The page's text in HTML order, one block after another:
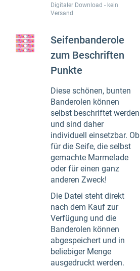
Digitaler Download - kein
Versand
Seifenbanderole
zum Beschriften
Punkte
Diese schönen, bunten
Banderolen können
selbst beschriftet werden
und sind daher
individuell einsetzbar. Ob
für die Seife, die selbst
gemachte Marmelade
oder für einen ganz
anderen Zweck!
Die Datei steht direkt
nach dem Kauf zur
Verfügung und die
Banderolen können
abgespeichert und in
beliebiger Menge
ausgedruckt werden.